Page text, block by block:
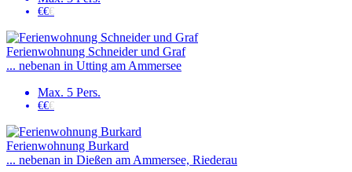
€€€
Ferienwohnung Schneider und Graf
... nebenan in Utting am Ammersee
Max. 5 Pers.
€€€
Ferienwohnung Burkard
... nebenan in Dießen am Ammersee, Riederau